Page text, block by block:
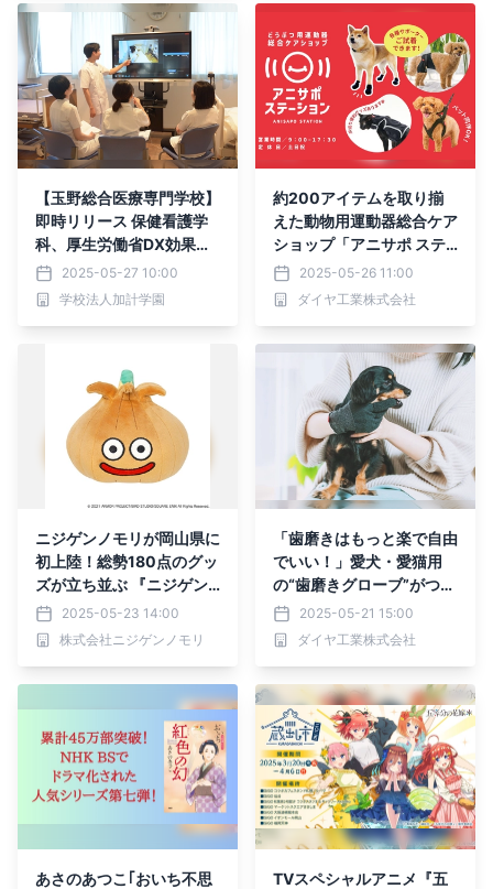
【玉野総合医療専門学校】
即時リリース 保健看護学
科、厚生労働省DX効果検
証事業に選定
2025-05-27 10:00
学校法人加計学園
約200アイテムを取り揃
えた動物用運動器総合ケア
ショップ「アニサポ ステ
ーション」を2025年5月2
1日OPEN！
2025-05-26 11:00
ダイヤ工業株式会社
ニジゲンノモリが岡山県に
初上陸！総勢180点のグッ
ズが立ち並ぶ 『ニジゲン
ノモリPOP UPストアin岡
山駅」 5月14日（木）より
期間限定で開催
2025-05-23 14:00
株式会社ニジゲンノモリ
「歯磨きはもっと楽で自由
でいい！」愛犬・愛猫用
の“歯磨きグローブ”がつい
に一般販売開始！
2025-05-21 15:00
ダイヤ工業株式会社
あさのあつこ｢おいち不思
TVスペシャルアニメ『五